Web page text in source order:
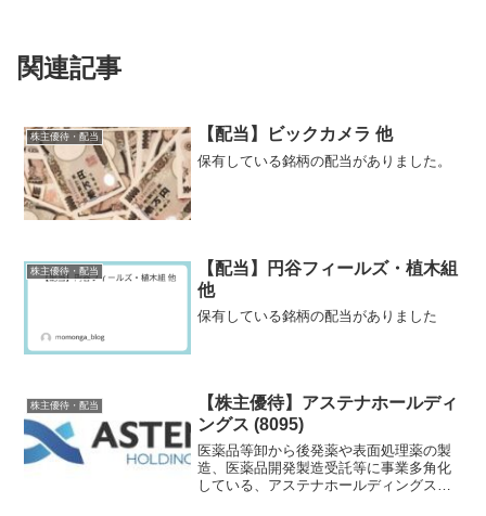
関連記事
株主優待・配当 【配当】ビックカメラ 他
保有している銘柄の配当がありました。
株主優待・配当
【配当】円谷フィールズ・植木組
他
保有している銘柄の配当がありました
株主優待・配当
【株主優待】アステナホールディ
ングス (8095)
医薬品等卸から後発薬や表面処理薬の製
造、医薬品開発製造受託等に事業多角化
している、アステナホールディングスの